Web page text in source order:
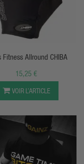
APERÇU RAPIDE
Fitness Allround CHIBA
15,25 €
VOIR L’ARTICLE